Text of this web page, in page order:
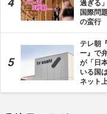
過ぎる
国際問
の蛮行
テレ朝
ー』で
が「日
いる国
ネット